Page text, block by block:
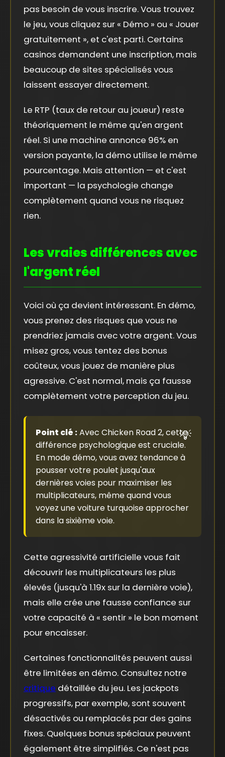
pas besoin de vous inscrire. Vous trouvez
le jeu, vous cliquez sur « Démo » ou « Jouer
gratuitement », et c'est parti. Certains
casinos demandent une inscription, mais
beaucoup de sites spécialisés vous
laissent essayer directement.
Le RTP (taux de retour au joueur) reste
théoriquement le même qu'en argent
réel. Si une machine annonce 96% en
version payante, la démo utilise le même
pourcentage. Mais attention — et c'est
important — la psychologie change
complètement quand vous ne risquez
rien.
Les vraies différences avec
l'argent réel
Voici où ça devient intéressant. En démo,
vous prenez des risques que vous ne
prendriez jamais avec votre argent. Vous
misez gros, vous tentez des bonus
coûteux, vous jouez de manière plus
agressive. C'est normal, mais ça fausse
complètement votre perception du jeu.
Point clé :Avec Chicken Road 2, cette
différence psychologique est cruciale.
En mode démo, vous avez tendance à
pousser votre poulet jusqu'aux
dernières voies pour maximiser les
multiplicateurs, même quand vous
voyez une voiture turquoise approcher
dans la sixième voie.
Cette agressivité artificielle vous fait
découvrir les multiplicateurs les plus
élevés (jusqu'à 1.19x sur la dernière voie),
mais elle crée une fausse confiance sur
votre capacité à « sentir » le bon moment
pour encaisser.
Certaines fonctionnalités peuvent aussi
être limitées en démo. Consultez notre
critique détaillée du jeu. Les jackpots
progressifs, par exemple, sont souvent
désactivés ou remplacés par des gains
fixes. Quelques bonus spéciaux peuvent
également être simplifiés. Ce n'est pas